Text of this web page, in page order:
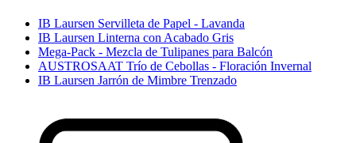
IB Laursen Servilleta de Papel - Lavanda
IB Laursen Linterna con Acabado Gris
Mega-Pack - Mezcla de Tulipanes para Balcón
AUSTROSAAT Trío de Cebollas - Floración Invernal
IB Laursen Jarrón de Mimbre Trenzado